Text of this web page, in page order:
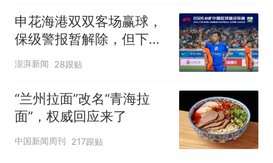
申花海港双双客场赢球，
保级警报暂解除，但下一
轮才是生死战
澎湃新闻 28跟贴
“兰州拉面”改名“青海拉
面”，权威回应来了
中国新闻周刊 217跟贴